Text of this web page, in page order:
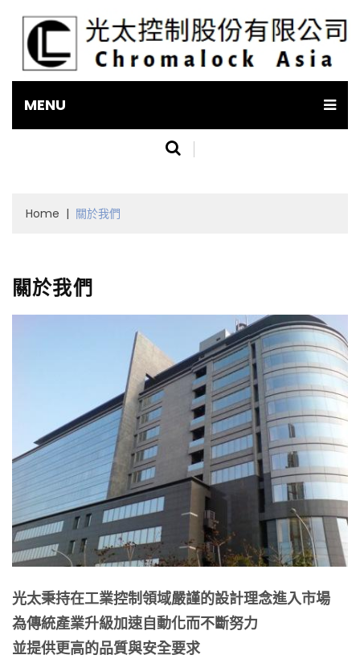
MENU
Home | 關於我們
關於我們
光太秉持在工業控制領域嚴謹的設計理念進入市場
為傳統產業升級加速自動化而不斷努力
並提供更高的品質與安全要求